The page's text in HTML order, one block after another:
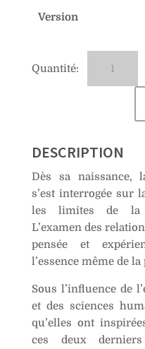
Version
Gonseth
DESCRIPTION
Dès sa naissance,
s’est interrogée sur
les limites de la
L’examen des
pensée et
l’essence même de
Sous l’influence de
et des sciences
qu’elles ont
ces deux derniers